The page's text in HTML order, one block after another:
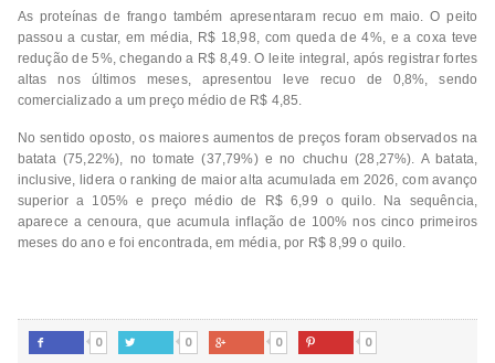
As proteínas de frango também apresentaram recuo em maio. O peito
passou a custar, em média, R$ 18,98, com queda de 4%, e a coxa teve
redução de 5%, chegando a R$ 8,49. O leite integral, após registrar fortes
altas nos últimos meses, apresentou leve recuo de 0,8%, sendo
comercializado a um preço médio de R$ 4,85.
No sentido oposto, os maiores aumentos de preços foram observados na
batata (75,22%), no tomate (37,79%) e no chuchu (28,27%). A batata,
inclusive, lidera o ranking de maior alta acumulada em 2026, com avanço
superior a 105% e preço médio de R$ 6,99 o quilo. Na sequência,
aparece a cenoura, que acumula inflação de 100% nos cinco primeiros
meses do ano e foi encontrada, em média, por R$ 8,99 o quilo.
 0  0  0  0